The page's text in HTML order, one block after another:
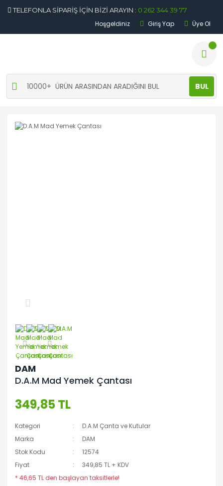
TELEFONLA SİPARİŞ İÇİN BİZİ ARAYIN : 0 262 344 39 77
Hoşgeldiniz Giriş Yap Üye Ol
BUL
DAM
D.A.M Mad Yemek Çantası
349,85 TL
Kategori
D.A.M Çanta ve Kutular
Marka
DAM
Stok Kodu
12574
Fiyat
349,85 TL + KDV
* 46,65 TL den başlayan taksitlerle!